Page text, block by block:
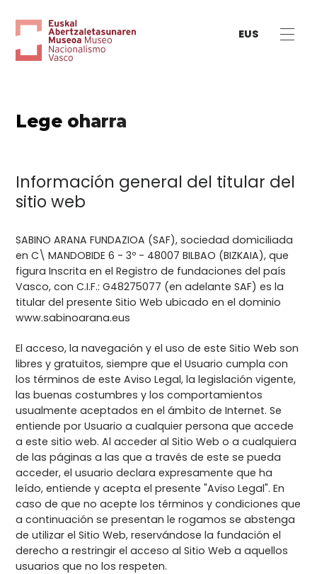
EUS
Lege oharra
Información general del titular del
sitio web
SABINO ARANA FUNDAZIOA (SAF), sociedad domiciliada
en C\ MANDOBIDE 6 - 3º - 48007 BILBAO (BIZKAIA), que
figura Inscrita en el Registro de fundaciones del país
Vasco, con C.I.F.: G48275077 (en adelante SAF) es la
titular del presente Sitio Web ubicado en el dominio
www.sabinoarana.eus
El acceso, la navegación y el uso de este Sitio Web son
libres y gratuitos, siempre que el Usuario cumpla con
los términos de este Aviso Legal, la legislación vigente,
las buenas costumbres y los comportamientos
usualmente aceptados en el ámbito de Internet. Se
entiende por Usuario a cualquier persona que accede
a este sitio web. Al acceder al Sitio Web o a cualquiera
de las páginas a las que a través de este se pueda
acceder, el usuario declara expresamente que ha
leído, entiende y acepta el presente "Aviso Legal". En
caso de que no acepte los términos y condiciones que
a continuación se presentan le rogamos se abstenga
de utilizar el Sitio Web, reservándose la fundación el
derecho a restringir el acceso al Sitio Web a aquellos
usuarios que no los respeten.